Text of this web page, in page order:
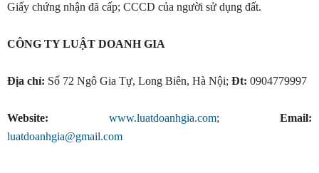
Giấy chứng nhận đã cấp; CCCD của người sử dụng đất.
CÔNG TY LUẬT DOANH GIA
Địa chỉ: Số 72 Ngô Gia Tự, Long Biên, Hà Nội; Đt: 0904779997
Website: www.luatdoanhgia.com; Email:
luatdoanhgia@gmail.com